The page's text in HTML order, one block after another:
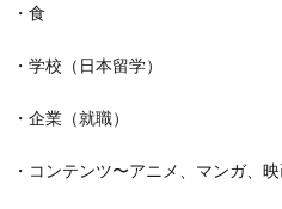
・食
・学校（日本留学）
・企業（就職）
・コンテンツ〜アニメ、マンガ、